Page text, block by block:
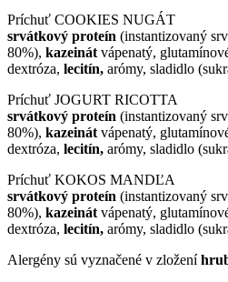
Príchuť COOKIES NUGÁT
srvátkový proteín (instantizovaný
80%), kazeinát vápenatý,
dextróza, lecitín, arómy, sladidlo
Príchuť JOGURT RICOTTA
srvátkový proteín (instantizovaný
80%), kazeinát vápenatý,
dextróza, lecitín, arómy, sladidlo
Príchuť KOKOS MANDĽA
srvátkový proteín (instantizovaný
80%), kazeinát vápenatý,
dextróza, lecitín, arómy, sladidlo
Alergény sú vyznačené v zložení